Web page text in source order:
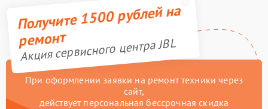
Получите 1500 рублей на
ремонт
Акция сервисного центра JBL
При оформлении заявки на ремонт техники через
сайт,
действует персональная бессрочная скидка